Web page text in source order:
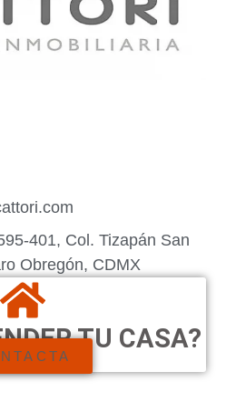
401, Col. Tizapán San
Obregón, CDMX
TU CASA?